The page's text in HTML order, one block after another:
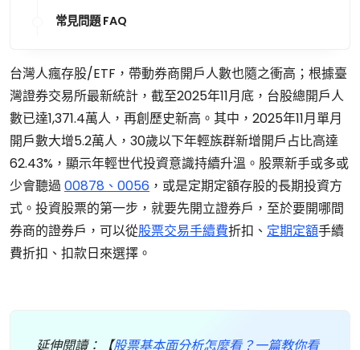
常見問題 FAQ
台灣人瘋存股/ETF，帶動券商開戶人數也隨之衝高；根據臺
灣證券交易所最新統計，截至2025年11月底，台股總開戶人
數已達1,371.4萬人，再創歷史新高。其中，2025年11月單月
開戶數大增5.2萬人，30歲以下年輕族群新增開戶占比高達
62.43%，顯示年輕世代投資意識持續升溫。股票新手或多或
少會聽過00878、0056 ，或是定期定額存股的長期投資方
式。投資股票的第一步，就要先開立證券戶，至於要開哪間
券商的證券戶，可以從股票交易手續費折扣、 定期定額手續
費折扣、扣款日來選擇。
延伸閱讀：【股票基本面分析怎麼看？一篇教你看